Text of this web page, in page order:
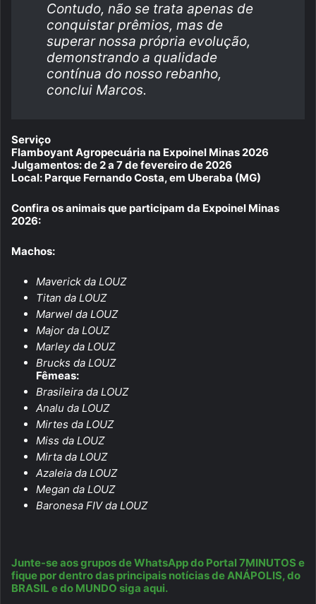
Contudo, não se trata apenas de
conquistar prêmios, mas de
superar nossa própria evolução,
demonstrando a qualidade
contínua do nosso rebanho,
conclui Marcos.
Serviço
Flamboyant Agropecuária na Expoinel Minas 2026
Julgamentos: de 2 a 7 de fevereiro de 2026
Local: Parque Fernando Costa, em Uberaba (MG)
Confira os animais que participam da Expoinel Minas
2026:
Machos:
Maverick da LOUZ
Titan da LOUZ
Marwel da LOUZ
Major da LOUZ
Marley da LOUZ
Brucks da LOUZ
Fêmeas:
Brasileira da LOUZ
Analu da LOUZ
Mirtes da LOUZ
Miss da LOUZ
Mirta da LOUZ
Azaleia da LOUZ
Megan da LOUZ
Baronesa FIV da LOUZ
Junte-se aos grupos de WhatsApp do Portal 7MINUTOS e
fique por dentro das principais notícias de ANÁPOLIS, do
BRASIL e do MUNDO siga aqui.